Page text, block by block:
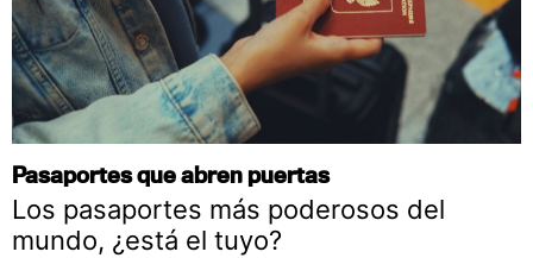
Pasaportes que abren puertas
Los pasaportes más poderosos del
mundo, ¿está el tuyo?